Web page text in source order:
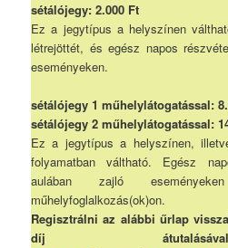
sétálójegy: 2.000 Ft
Ez a jegytípus a helyszínen
létrejöttét, és egész napos
eseményeken.
sétálójegy 1 műhelylátogatással:
sétálójegy 2 műhelylátogatással:
Ez a jegytípus a helyszínen,
folyamatban váltható. Egész
aulában zajló
műhelyfoglalkozás(ok)on.
Regisztrálni az alábbi űrlap
díj